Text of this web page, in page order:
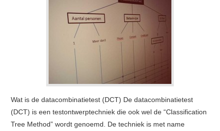
Wat is de datacombinatietest (DCT) De datacombinatietest
(DCT) is een testontwerptechniek die ook wel de “Classification
Tree Method” wordt genoemd. De techniek is met name